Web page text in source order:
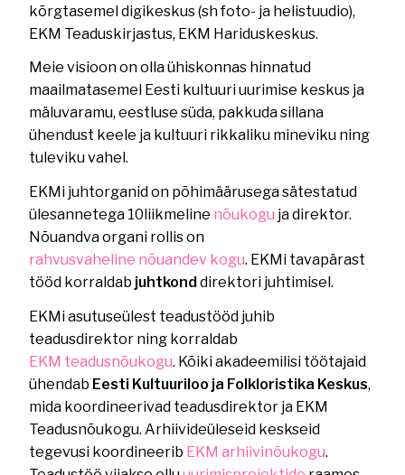
kõrgtasemel digikeskus (sh foto- ja helistuudio),
EKM Teaduskirjastus, EKM Hariduskeskus.
Meie visioon on olla ühiskonnas hinnatud
maailmatasemel Eesti kultuuri uurimise keskus ja
mäluvaramu, eestluse süda, pakkuda sillana
ühendust keele ja kultuuri rikkaliku mineviku ning
tuleviku vahel.
EKMi juhtorganid on põhimäärusega sätestatud
ülesannetega 10liikmeline nõukogu ja direktor.
Nõuandva organi rollis on
rahvusvaheline nõuandev kogu. EKMi tavapärast
tööd korraldab juhtkond direktori juhtimisel.
EKMi asutuseülest teadustööd juhib
teadusdirektor ning korraldab
EKM teadusnõukogu. Kõiki akadeemilisi töötajaid
ühendab Eesti Kultuuriloo ja Folkloristika Keskus,
mida koordineerivad teadusdirektor ja EKM
Teadusnõukogu. Arhiivideüleseid keskseid
tegevusi koordineerib EKM arhiivinõukogu.